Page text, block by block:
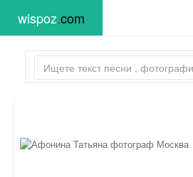
wispoz.com